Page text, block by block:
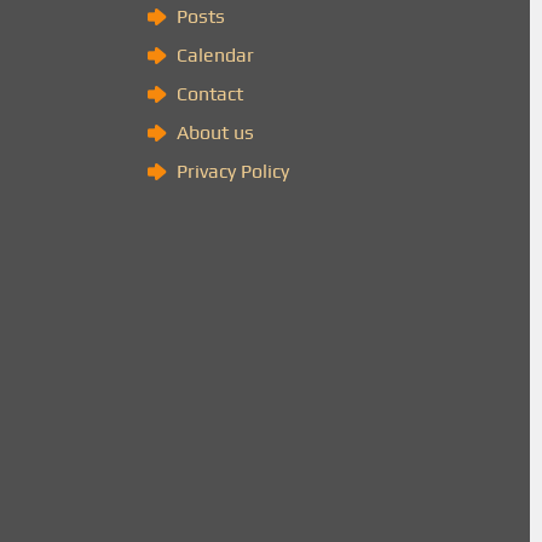
Posts
Calendar
Contact
About us
Privacy Policy